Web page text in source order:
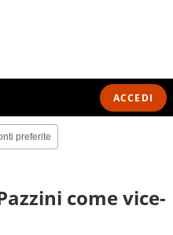
ACCEDI
preferite
come vice-